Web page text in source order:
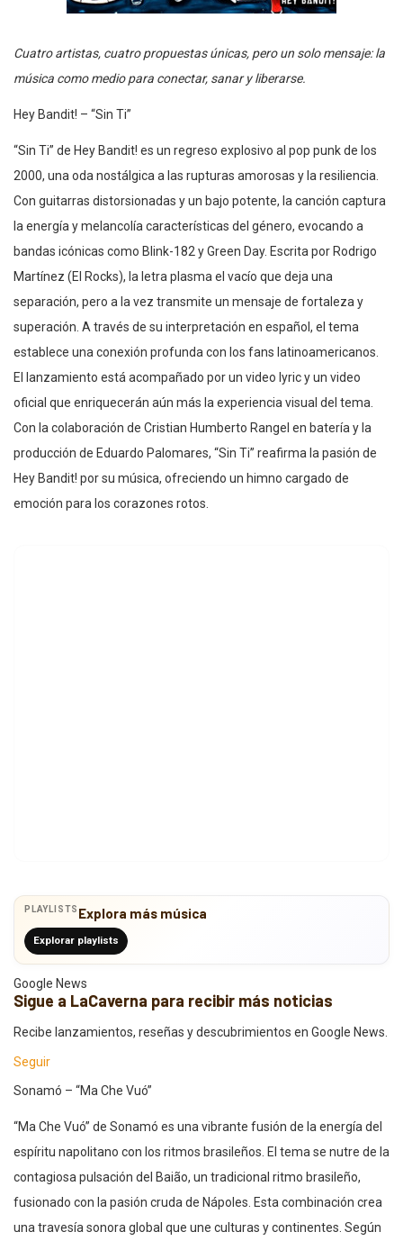
Cuatro artistas, cuatro propuestas únicas, pero un solo mensaje: la
música como medio para conectar, sanar y liberarse.
Hey Bandit! – “Sin Ti”
“Sin Ti” de Hey Bandit! es un regreso explosivo al pop punk de los
2000, una oda nostálgica a las rupturas amorosas y la resiliencia.
Con guitarras distorsionadas y un bajo potente, la canción captura
la energía y melancolía características del género, evocando a
bandas icónicas como Blink-182 y Green Day. Escrita por Rodrigo
Martínez (El Rocks), la letra plasma el vacío que deja una
separación, pero a la vez transmite un mensaje de fortaleza y
superación. A través de su interpretación en español, el tema
establece una conexión profunda con los fans latinoamericanos.
El lanzamiento está acompañado por un video lyric y un video
oficial que enriquecerán aún más la experiencia visual del tema.
Con la colaboración de Cristian Humberto Rangel en batería y la
producción de Eduardo Palomares, “Sin Ti” reafirma la pasión de
Hey Bandit! por su música, ofreciendo un himno cargado de
emoción para los corazones rotos.
PLAYLISTS Explora más música
Explorar playlists
Google News
Sigue a LaCaverna para recibir más noticias
Recibe lanzamientos, reseñas y descubrimientos en Google News.
Seguir
Sonamó – “Ma Che Vuó”
“Ma Che Vuó” de Sonamó es una vibrante fusión de la energía del
espíritu napolitano con los ritmos brasileños. El tema se nutre de la
contagiosa pulsación del Baião, un tradicional ritmo brasileño,
fusionado con la pasión cruda de Nápoles. Esta combinación crea
una travesía sonora global que une culturas y continentes. Según